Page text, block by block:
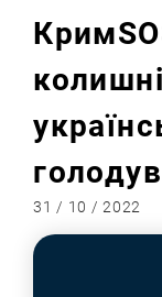
31 / 10 / 2022